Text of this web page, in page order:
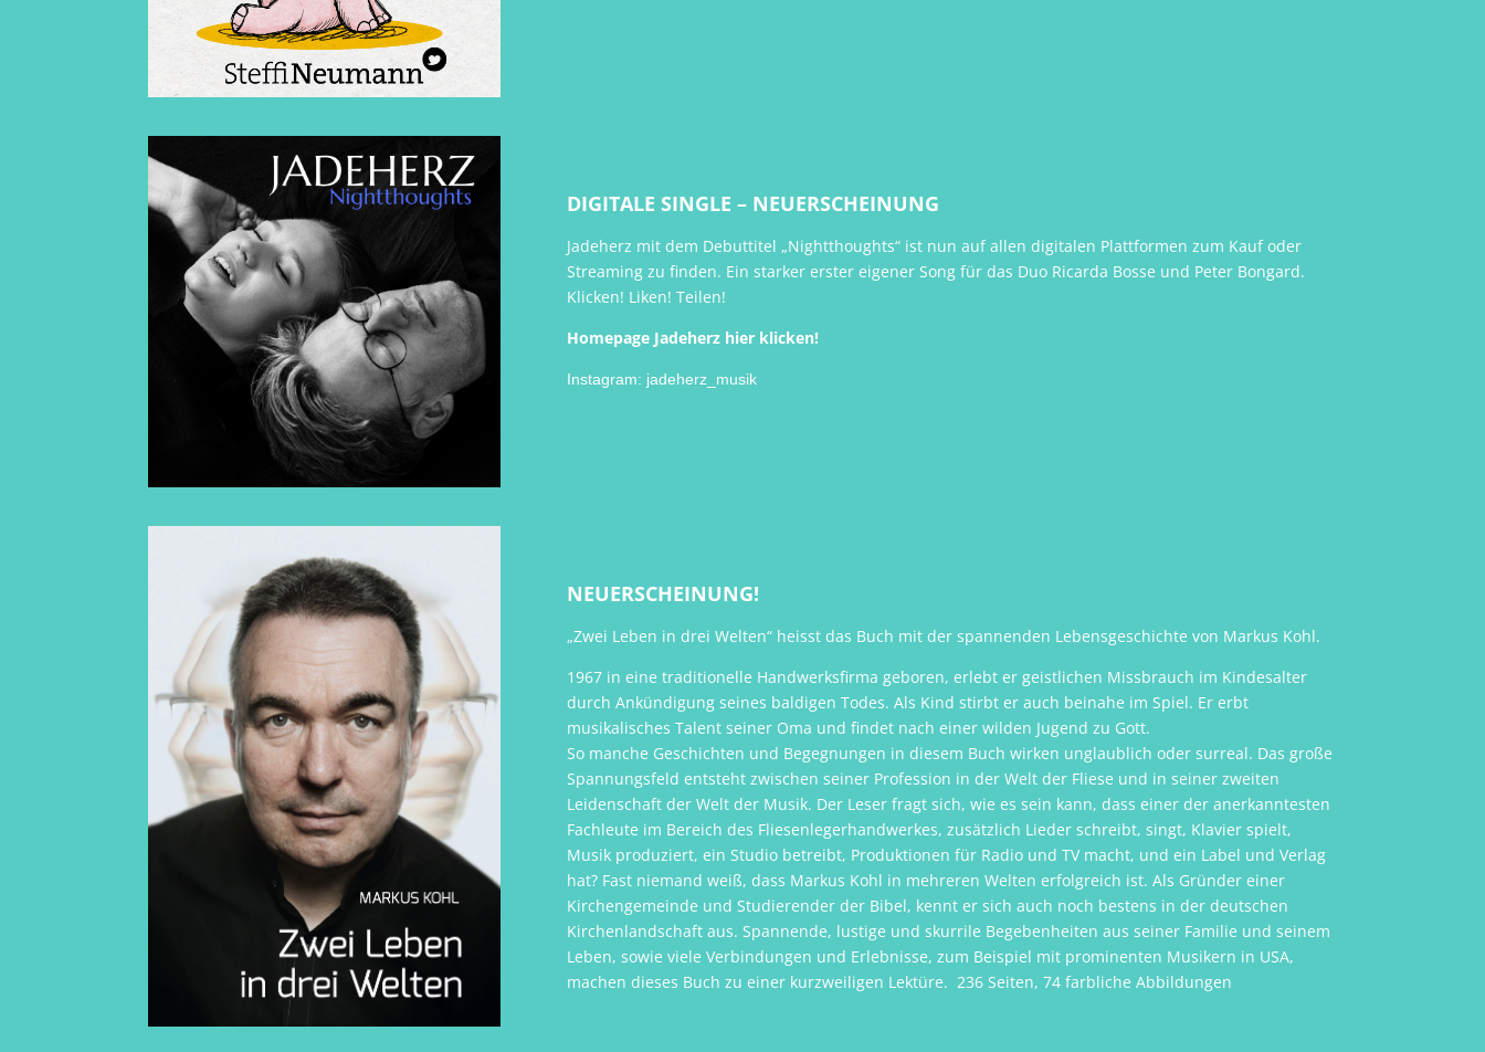
DIGITALE SINGLE – NEUERSCHEINUNG
Jadeherz mit dem Debuttitel „Nightthoughts“ ist nun auf allen digitalen Plattformen zum Kauf oder
Streaming zu finden. Ein starker erster eigener Song für das Duo Ricarda Bosse und Peter Bongard.
Klicken! Liken! Teilen!
Homepage Jadeherz hier klicken!
Instagram: jadeherz_musik
NEUERSCHEINUNG!
„Zwei Leben in drei Welten“ heisst das Buch mit der spannenden Lebensgeschichte von Markus Kohl.
1967 in eine traditionelle Handwerksfirma geboren, erlebt er geistlichen Missbrauch im Kindesalter
durch Ankündigung seines baldigen Todes. Als Kind stirbt er auch beinahe im Spiel. Er erbt
musikalisches Talent seiner Oma und findet nach einer wilden Jugend zu Gott.
So manche Geschichten und Begegnungen in diesem Buch wirken unglaublich oder surreal. Das große
Spannungsfeld entsteht zwischen seiner Profession in der Welt der Fliese und in seiner zweiten
Leidenschaft der Welt der Musik. Der Leser fragt sich, wie es sein kann, dass einer der anerkanntesten
Fachleute im Bereich des Fliesenlegerhandwerkes, zusätzlich Lieder schreibt, singt, Klavier spielt,
Musik produziert, ein Studio betreibt, Produktionen für Radio und TV macht, und ein Label und Verlag
hat? Fast niemand weiß, dass Markus Kohl in mehreren Welten erfolgreich ist. Als Gründer einer
Kirchengemeinde und Studierender der Bibel, kennt er sich auch noch bestens in der deutschen
Kirchenlandschaft aus. Spannende, lustige und skurrile Begebenheiten aus seiner Familie und seinem
Leben, sowie viele Verbindungen und Erlebnisse, zum Beispiel mit prominenten Musikern in USA,
machen dieses Buch zu einer kurzweiligen Lektüre. 236 Seiten, 74 farbliche Abbildungen